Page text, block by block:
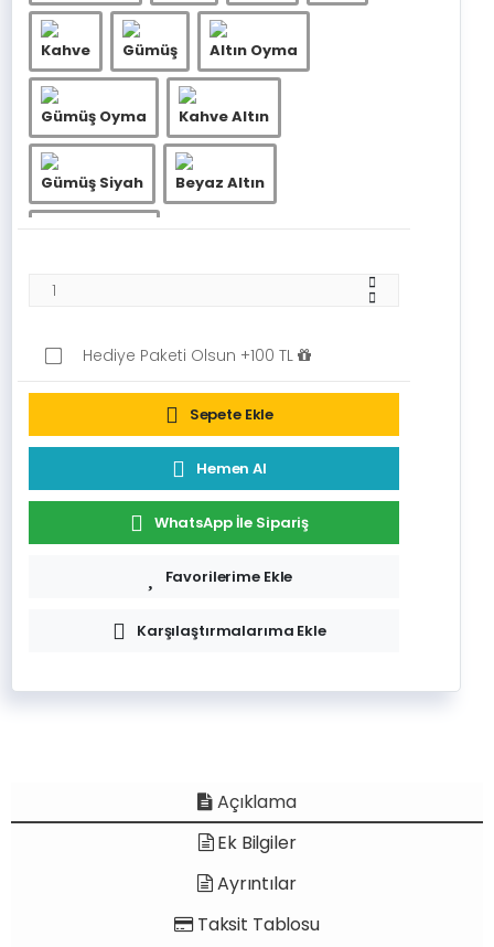
Kahve Gümüş Altın Oyma
Gümüş Oyma Kahve Altın
Gümüş Siyah Beyaz Altın
Hediye Paketi Olsun +100 TL
Sepete Ekle
Hemen Al
WhatsApp İle Sipariş
Favorilerime Ekle
Karşılaştırmalarıma Ekle
Açıklama
Ek Bilgiler
Ayrıntılar
Taksit Tablosu